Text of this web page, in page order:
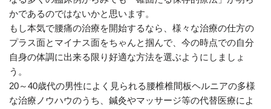
かであるのではないかと思います。
もし本気で腰痛の治療を開始するなら、様々な治療の仕方の
プラス面とマイナス面をちゃんと掴んで、今の時点での自分
自身の体調に出来る限り好適な方法を選ぶようにしましょ
う。
20～40歳代の男性によく見られる腰椎椎間板ヘルニアの多様
な治療ノウハウのうち、鍼灸やマッサージ等の代替医療によ